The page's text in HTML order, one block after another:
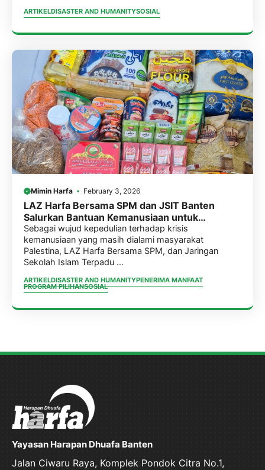
ARTIKELDISASTER AND HUMANITYSOSIAL
Mimin Harfa February 3, 2026
LAZ Harfa Bersama SPM dan JSIT Banten
Salurkan Bantuan Kemanusiaan untuk
Pengungsi Palestina di Jordania
Sebagai wujud kepedulian terhadap krisis
kemanusiaan yang masih dialami masyarakat
Palestina, LAZ Harfa Bersama SPM, dan Jaringan
Sekolah Islam Terpadu ...
ARTIKELDISASTER AND HUMANITYPENERIMA MANFAAT
PROGRAM PILIHANSOSIAL
Yayasan Harapan Dhuafa Banten
Jalan Ciwaru Raya, Komplek Pondok Citra No.1,